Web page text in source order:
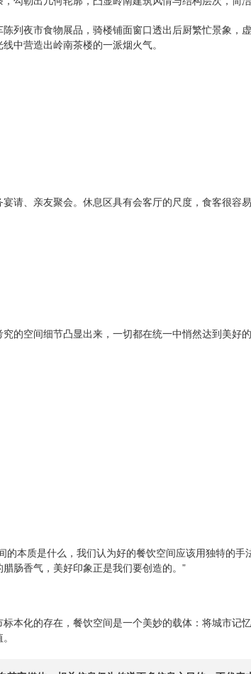
列夜市食物展品，骑楼铺面窗口透出后厨繁忙景象，
中营造出岭南茶楼的一派烟火气。
请、亲友聚会。休息区具有会客厅的尺度，食客很容
的空间细节凸显出来，一切都在统一中悄然达到美好的
本质是什么，我们认为好的餐饮空间应该用独特的手
肠香气，美好印象正是我们要创造的。”
本化的存在，餐饮空间是一个美妙的载体：将城市记